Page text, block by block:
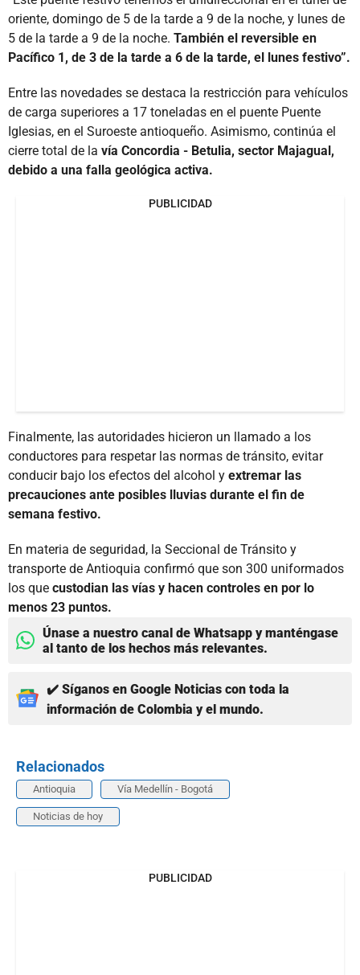
oriente, domingo de 5 de la tarde a 9 de la noche, y lunes de
5 de la tarde a 9 de la noche. También el reversible en
Pacífico 1, de 3 de la tarde a 6 de la tarde, el lunes festivo”.
Entre las novedades se destaca la restricción para vehículos
de carga superiores a 17 toneladas en el puente Puente
Iglesias, en el Suroeste antioqueño. Asimismo, continúa el
cierre total de la vía Concordia - Betulia, sector Majagual,
debido a una falla geológica activa.
PUBLICIDAD
Finalmente, las autoridades hicieron un llamado a los
conductores para respetar las normas de tránsito, evitar
conducir bajo los efectos del alcohol y extremar las
precauciones ante posibles lluvias durante el fin de
semana festivo.
En materia de seguridad, la Seccional de Tránsito y
transporte de Antioquia confirmó que son 300 uniformados
los que custodian las vías y hacen controles en por lo
menos 23 puntos.
Únase a nuestro canal de Whatsapp y manténgase
al tanto de los hechos más relevantes.
✔️ Síganos en Google Noticias con toda la
información de Colombia y el mundo.
Relacionados
Antioquia Vía Medellín - Bogotá
Noticias de hoy
PUBLICIDAD